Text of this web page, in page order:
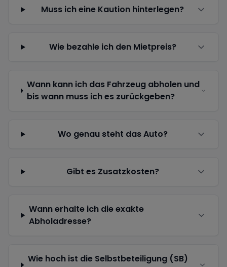
Muss ich eine Kaution hinterlegen?
Wie bezahle ich den Mietpreis?
Wann kann ich das Fahrzeug abholen und
bis wann muss ich es zurückgeben?
Wo genau steht das Auto?
Gibt es Zusatzkosten?
Wann erhalte ich die exakte
Abholadresse?
Wie hoch ist die Selbstbeteiligung (SB)